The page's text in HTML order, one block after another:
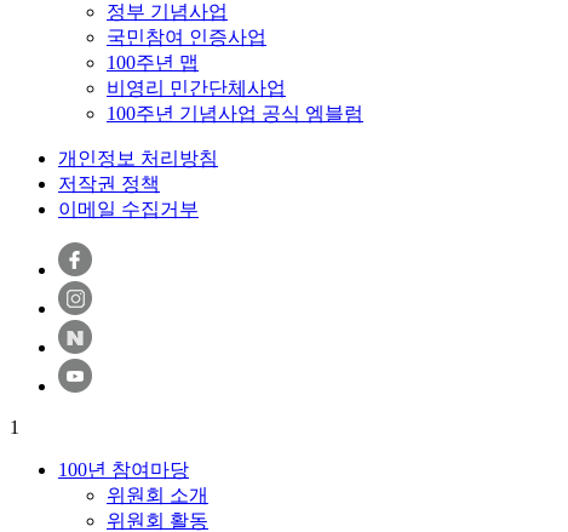
정부 기념사업
국민참여 인증사업
100주년 맵
비영리 민간단체사업
100주년 기념사업 공식 엠블럼
개인정보 처리방침
저작권 정책
이메일 수집거부
1
100년 참여마당
위원회 소개
위원회 활동